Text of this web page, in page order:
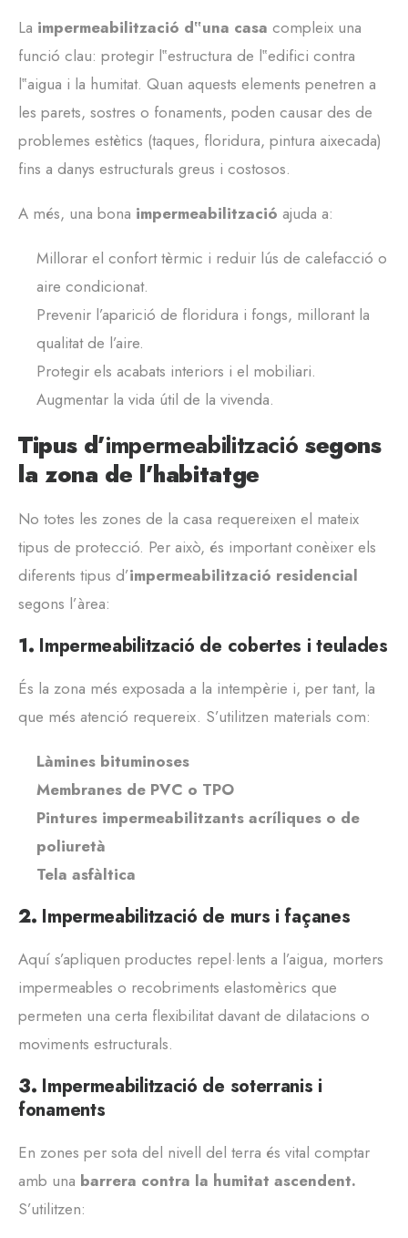
La impermeabilització d‟una casa compleix una
funció clau: protegir l‟estructura de l‟edifici contra
l‟aigua i la humitat. Quan aquests elements penetren a
les parets, sostres o fonaments, poden causar des de
problemes estètics (taques, floridura, pintura aixecada)
fins a danys estructurals greus i costosos.
A més, una bona impermeabilització ajuda a:
Millorar el confort tèrmic i reduir lús de calefacció o
aire condicionat.
Prevenir l’aparició de floridura i fongs, millorant la
qualitat de l’aire.
Protegir els acabats interiors i el mobiliari.
Augmentar la vida útil de la vivenda.
Tipus d’impermeabilització segons
la zona de l’habitatge
No totes les zones de la casa requereixen el mateix
tipus de protecció. Per això, és important conèixer els
diferents tipus d’impermeabilització residencial
segons l’àrea:
1. Impermeabilització de cobertes i teulades
És la zona més exposada a la intempèrie i, per tant, la
que més atenció requereix. S’utilitzen materials com:
Làmines bituminoses
Membranes de PVC o TPO
Pintures impermeabilitzants acríliques o de
poliuretà
Tela asfàltica
2. Impermeabilització de murs i façanes
Aquí s’apliquen productes repel·lents a l’aigua, morters
impermeables o recobriments elastomèrics que
permeten una certa flexibilitat davant de dilatacions o
moviments estructurals.
3. Impermeabilització de soterranis i
fonaments
En zones per sota del nivell del terra és vital comptar
amb una barrera contra la humitat ascendent.
S’utilitzen: